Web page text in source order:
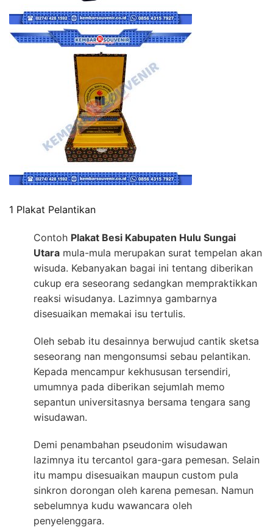
1 Plakat Pelantikan
Contoh Plakat Besi Kabupaten Hulu Sungai
Utara mula-mula merupakan surat tempelan akan
wisuda. Kebanyakan bagai ini tentang diberikan
cukup era seseorang sedangkan mempraktikkan
reaksi wisudanya. Lazimnya gambarnya
disesuaikan memakai isu tertulis.
Oleh sebab itu desainnya berwujud cantik sketsa
seseorang nan mengonsumsi sebau pelantikan.
Kepada mencampur kekhususan tersendiri,
umumnya pada diberikan sejumlah memo
sepantun universitasnya bersama tengara sang
wisudawan.
Demi penambahan pseudonim wisudawan
lazimnya itu tercantol gara-gara pemesan. Selain
itu mampu disesuaikan maupun custom pula
sinkron dorongan oleh karena pemesan. Namun
sebelumnya kudu wawancara oleh
penyelenggara.